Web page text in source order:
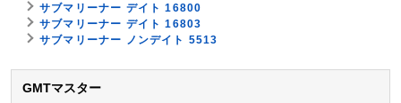
サブマリーナー デイト 16800
サブマリーナー デイト 16803
サブマリーナー ノンデイト 5513
GMTマスター